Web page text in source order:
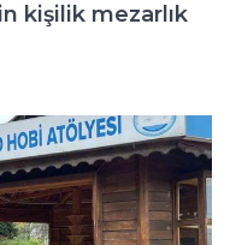
kişilik mezarlık